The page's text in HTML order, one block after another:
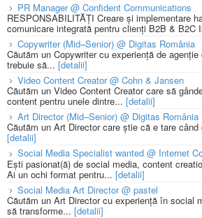
PR Manager @ Confident Communications
RESPONSABILITĂȚI Creare și implementare
comunicare integrată pentru clienți B2B & B2C
Copywriter (Mid–Senior) @ Digitas România
Căutăm un Copywriter cu experiență de
trebuie să... [detalii]
Video Content Creator @ Cohn & Jansen
Căutăm un Video Content Creator care să
content pentru unele dintre... [detalii]
Art Director (Mid–Senior) @ Digitas România
Căutăm un Art Director care știe că e tare când
[detalii]
Social Media Specialist wanted @ Internet
Ești pasionat(ă) de social media, content
Ai un ochi format pentru... [detalii]
Social Media Art Director @ pastel
Căutăm un Art Director cu experiență în social
să transforme... [detalii]